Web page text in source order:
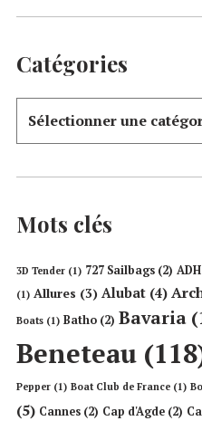
Catégories
Mots clés
3D Tender (1) 727 Sailbags (2) ADH
(1) Allures (3) Alubat (4)
Boats (1) Batho (2) Bavaria
Beneteau
Pepper (1) Boat Club de France (1)
(5) Cannes (2) Cap d'Agde (2)